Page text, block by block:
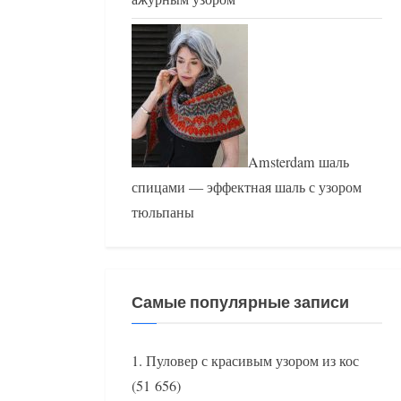
Amsterdam шаль
спицами — эффектная шаль с узором
тюльпаны
Самые популярные записи
Пуловер с красивым узором из кос
(51 656)